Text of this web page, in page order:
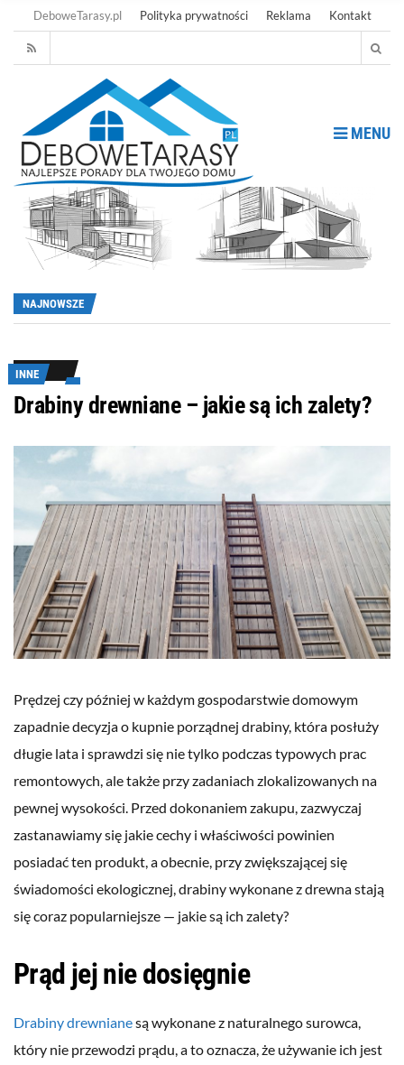
DeboweTarasy.pl Polityka prywatności Reklama Kontakt
MENU
NAJNOWSZE
INNE
Drabiny drewniane – jakie są ich zalety?
Prędzej czy później w każdym gospodarstwie domowym
zapadnie decyzja o kupnie porządnej drabiny, która posłuży
długie lata i sprawdzi się nie tylko podczas typowych prac
remontowych, ale także przy zadaniach zlokalizowanych na
pewnej wysokości. Przed dokonaniem zakupu, zazwyczaj
zastanawiamy się jakie cechy i właściwości powinien
posiadać ten produkt, a obecnie, przy zwiększającej się
świadomości ekologicznej, drabiny wykonane z drewna stają
się coraz popularniejsze — jakie są ich zalety?
Prąd jej nie dosięgnie
Drabiny drewnianesą wykonane z naturalnego surowca,
który nie przewodzi prądu, a to oznacza, że używanie ich jest